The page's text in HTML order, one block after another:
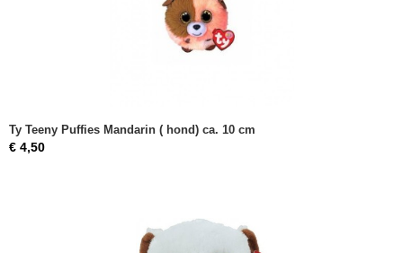
Ty Teeny Puffies Mandarin ( hond) ca. 10 cm
€ 4,50